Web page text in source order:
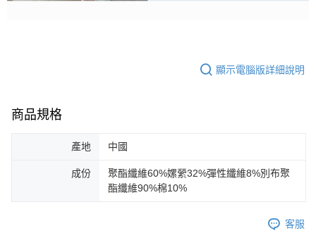
顯示電腦版詳細說明
商品規格
產地 中國
成份
聚酯纖維60%嫘縈32%彈性纖維8%別布聚
酯纖維90%棉10%
客服